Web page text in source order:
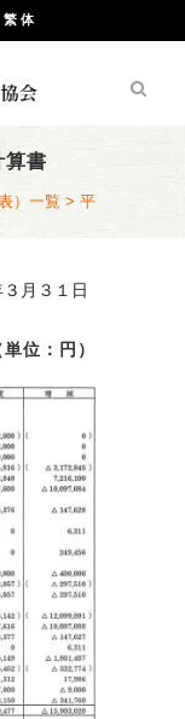
体
算書
）一覧 > 平
月３１日
単位：円）